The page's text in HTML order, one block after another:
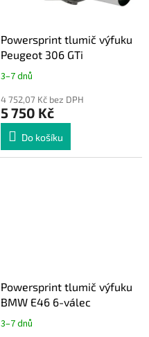
Powersprint tlumič výfuku
Peugeot 306 GTi
3–7 dnů
4 752,07 Kč bez DPH
5 750 Kč
Do košíku
Powersprint tlumič výfuku
BMW E46 6-válec
3–7 dnů